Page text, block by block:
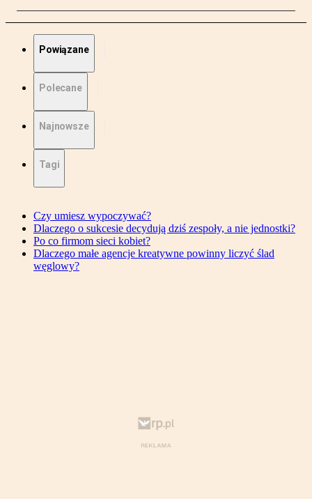
Powiązane
Polecane
Najnowsze
Tagi
Czy umiesz wypoczywać?
Dlaczego o sukcesie decydują dziś zespoły, a nie jednostki?
Po co firmom sieci kobiet?
Dlaczego małe agencje kreatywne powinny liczyć ślad
węglowy?